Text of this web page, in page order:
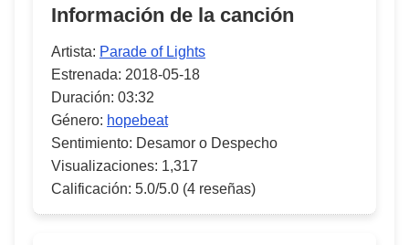
Información de la canción
Artista: Parade of Lights
Estrenada: 2018-05-18
Duración: 03:32
Género: hopebeat
Sentimiento: Desamor o Despecho
Visualizaciones: 1,317
Calificación: 5.0/5.0 (4 reseñas)